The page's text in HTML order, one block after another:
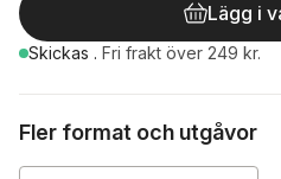
Lägg i
Skickas . Fri frakt över 249 kr.
Fler format och utgåvor